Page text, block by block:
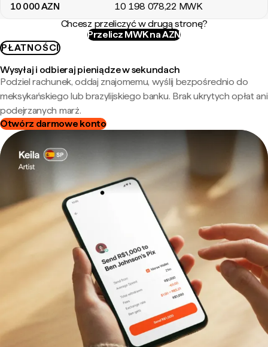
10 000AZN 10 198 078,22 MWK
Chcesz przeliczyć w drugą stronę?
Przelicz MWK na AZN
PŁATNOŚCI
Wysyłaj i odbieraj pieniądze w sekundach
Podziel rachunek, oddaj znajomemu, wyślij bezpośrednio do
meksykańskiego lub brazylijskiego banku. Brak ukrytych opłat ani
podejrzanych marż.
Otwórz darmowe konto